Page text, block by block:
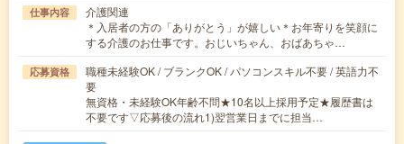
仕事内容
介護関連
＊入居者の方の「ありがとう」が嬉しい＊お年寄りを笑顔に
する介護のお仕事です。おじいちゃん、おばあちゃ…
応募資格
職種未経験OK / ブランクOK / パソコンスキル不要 / 英語力不
要
無資格・未経験OK年齢不問★10名以上採用予定★履歴書は
不要です▽応募後の流れ1)翌営業日までに担当…